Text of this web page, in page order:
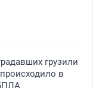
грузили
в